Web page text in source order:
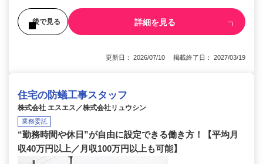
後で見る 詳細を見る
更新日： 2026/07/10 掲載終了日： 2027/03/19
住宅の防蟻工事スタッフ
株式会社 エスエス／株式会社リュウシン
業務委託
“勤務時間や休日”が自由に設定できる働き方！【平均月
収40万円以上／月収100万円以上も可能】